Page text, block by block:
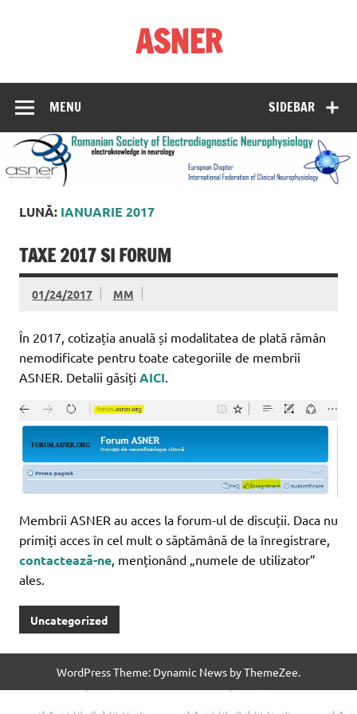
ASNER
din România
SIDEBAR
MENU
LUNĂ: IANUARIE 2017
TAXE 2017 SI FORUM
01/24/2017 MM
În 2017, cotizația anuală și modalitatea de plată rămân
nemodificate pentru toate categoriile de membrii
ASNER. Detalii găsiți AICI.
Membrii ASNER au acces la forum-ul de discuții. Daca nu
primiți acces în cel mult o săptămână de la înregistrare,
contactează-ne , menționând „numele de utilizator”
ales.
Uncategorized
WordPress Theme: Dynamic News by ThemeZee.